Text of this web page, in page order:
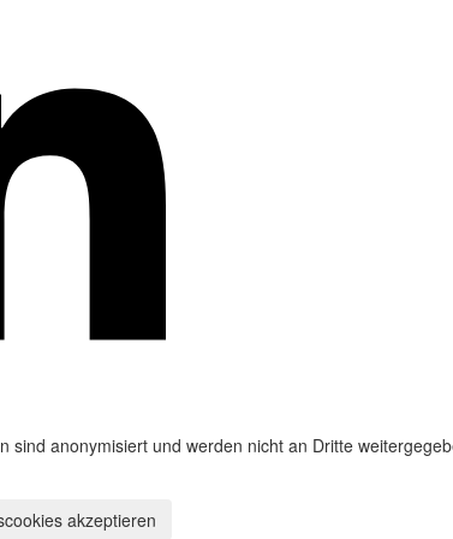
sind anonymisiert und werden nicht an Dritte
akzeptieren